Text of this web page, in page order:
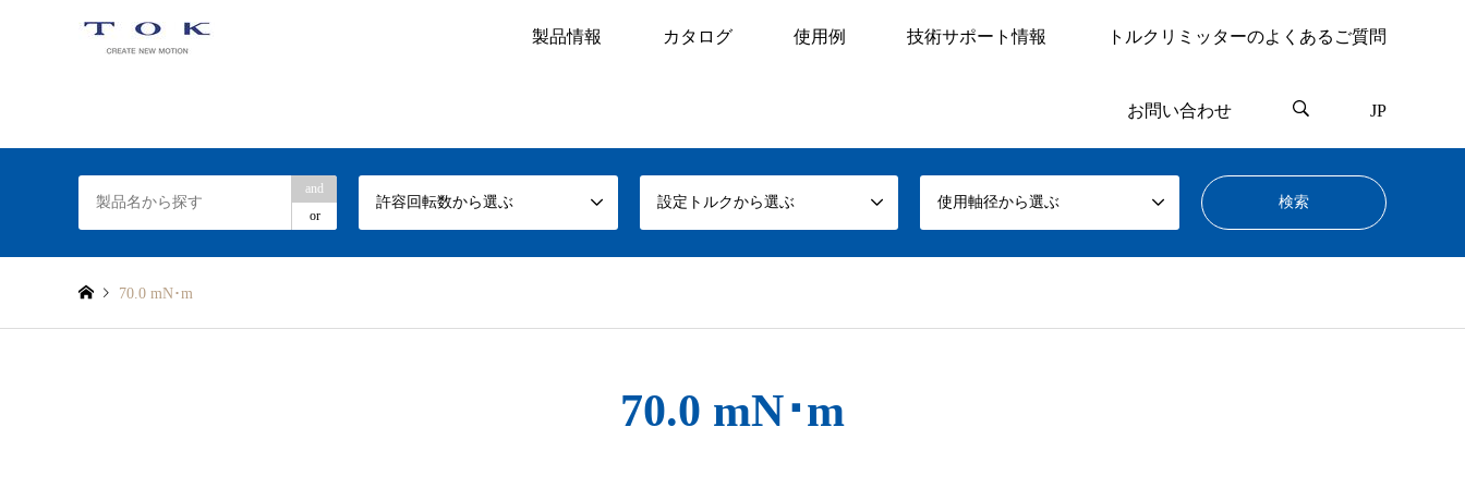
製品情報 カタログ 使用例 技術サポート情報 トルクリミッターのよくあるご質問
お問い合わせ JP
and
or
許容回転数から選ぶ 設定トルクから選ぶ 使用軸径から選ぶ
70.0 mN･m
70.0 mN･m